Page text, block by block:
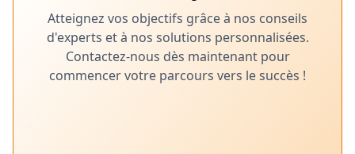
Atteignez vos objectifs grâce à nos conseils
d'experts et à nos solutions personnalisées.
Contactez-nous dès maintenant pour
commencer votre parcours vers le succès !